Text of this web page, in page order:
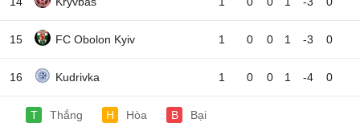
15 FC Obolon Kyiv 1 0 0 1 -3 0
16 Kudrivka 1 0 0 1 -4 0
T Thắng H Hòa B Bại